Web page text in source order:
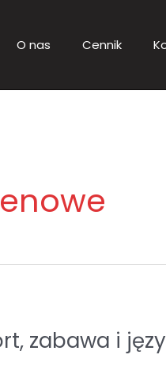
O nas Cennik
zabawa i